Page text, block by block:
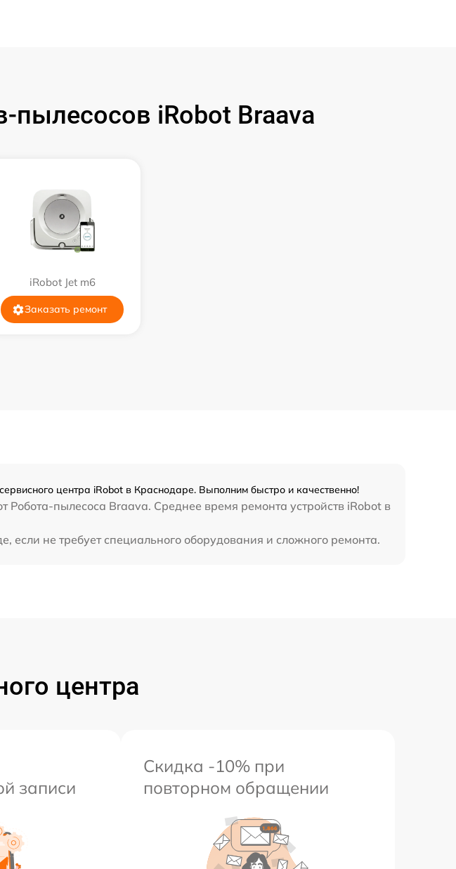
iRobot Braava
iRobot Jet m6
Заказать ремонт
центра iRobot в Краснодаре. Выполним быстро и качественно!
Робота-пылесоса Braava. Среднее время ремонта устройств iRobot в
не требует специального оборудования и сложного ремонта.
центра
записи
Скидка -10% при
повторном обращении